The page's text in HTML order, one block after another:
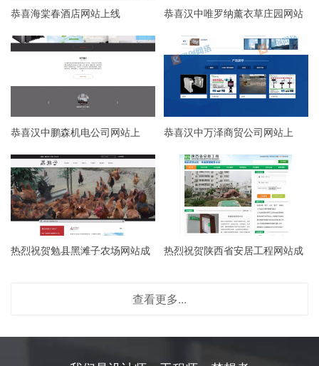
恭喜海棠春酒店网站上线
恭喜汉中唯罗纳薰衣草庄园网站
恭喜汉中鹏森机电公司网站上
恭喜汉中万泽商贸公司网站上
热烈祝贺勉县黑滩子农场网站成
热烈祝贺陕西省安居工程网站成
查看更多...